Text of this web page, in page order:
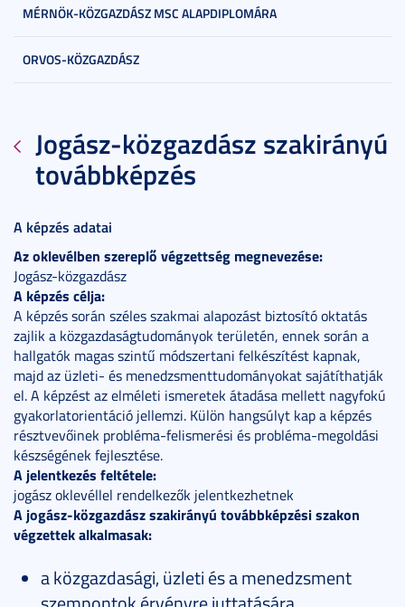
MÉRNÖK-KÖZGAZDÁSZ MSC ALAPDIPLOMÁRA
ORVOS-KÖZGAZDÁSZ
Jogász-közgazdász szakirányú
továbbképzés
A képzés adatai
Az oklevélben szereplő végzettség megnevezése:
Jogász-közgazdász
A képzés célja:
A képzés során széles szakmai alapozást biztosító oktatás
zajlik a közgazdaságtudományok területén, ennek során a
hallgatók magas szintű módszertani felkészítést kapnak,
majd az üzleti- és menedzsmenttudományokat sajátíthatják
el. A képzést az elméleti ismeretek átadása mellett nagyfokú
gyakorlatorientáció jellemzi. Külön hangsúlyt kap a képzés
résztvevőinek probléma-felismerési és probléma-megoldási
készségének fejlesztése.
A jelentkezés feltétele:
jogász oklevéllel rendelkezők jelentkezhetnek
A jogász-közgazdász szakirányú továbbképzési szakon
végzettek alkalmasak:
a közgazdasági, üzleti és a menedzsment